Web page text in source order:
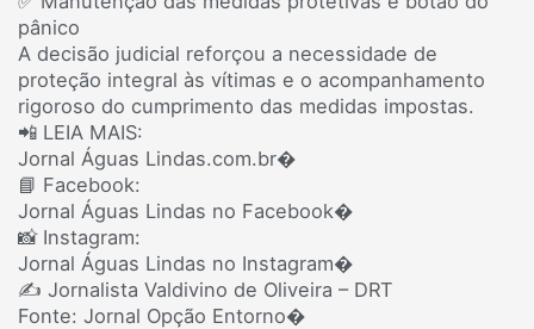
pânico
A decisão judicial reforçou a necessidade de
proteção integral às vítimas e o acompanhamento
rigoroso do cumprimento das medidas impostas.
📲 LEIA MAIS:
Jornal Águas Lindas.com.br⁠�
📘 Facebook:
Jornal Águas Lindas no Facebook⁠�
📸 Instagram:
Jornal Águas Lindas no Instagram⁠�
✍️ Jornalista Valdivino de Oliveira – DRT
Fonte: Jornal Opção Entorno⁠�